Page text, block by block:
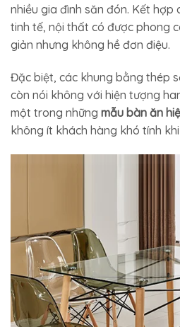
nhiều gia đình săn đón. Kết hợp
tinh tế, nội thất có được phong
giản nhưng không hề đơn điệu.
Đặc biệt, các khung bằng thép
còn nói không với hiện tượng
một trong những mẫu bàn ăn
không ít khách hàng khó tính